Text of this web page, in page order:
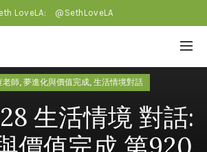
LoveLA: @SethLoveLA
老師, 夢進化與價值完成, 生活情境對話
生活情境 對話: